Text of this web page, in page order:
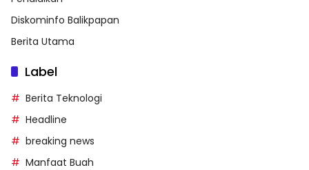
Diskominfo Balikpapan
Berita Utama
Label
Berita Teknologi
Headline
breaking news
Manfaat Buah